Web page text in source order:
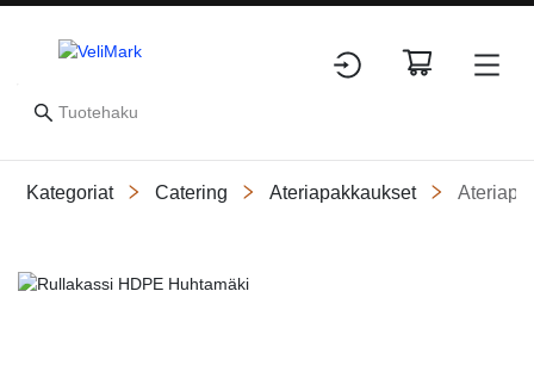
Kategoriat Catering Ateriapakkaukset
Slide 1 of 1